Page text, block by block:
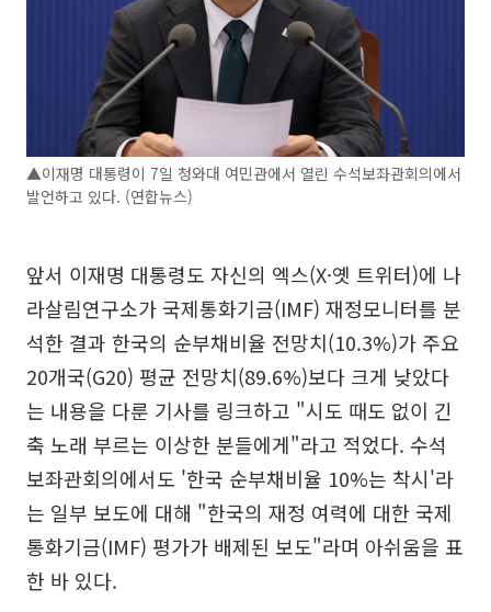
▲이재명 대통령이 7일 청와대 여민관에서 열린 수석보좌관회의에서
발언하고 있다. (연합뉴스)
앞서 이재명 대통령도 자신의 엑스(X·옛 트위터)에 나
라살림연구소가 국제통화기금(IMF) 재정모니터를 분
석한 결과 한국의 순부채비율 전망치(10.3%)가 주요
20개국(G20) 평균 전망치(89.6%)보다 크게 낮았다
는 내용을 다룬 기사를 링크하고 "시도 때도 없이 긴
축 노래 부르는 이상한 분들에게"라고 적었다. 수석
보좌관회의에서도 '한국 순부채비율 10%는 착시'라
는 일부 보도에 대해 "한국의 재정 여력에 대한 국제
통화기금(IMF) 평가가 배제된 보도"라며 아쉬움을 표
한 바 있다.